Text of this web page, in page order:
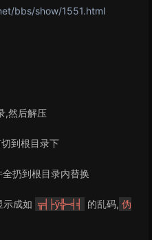
bbs/show/1551.html
,然后解压
到根目录下
全扔到根目录内替换
示成如 ╦╡├ў╬─╡╡ 的乱码, 伪